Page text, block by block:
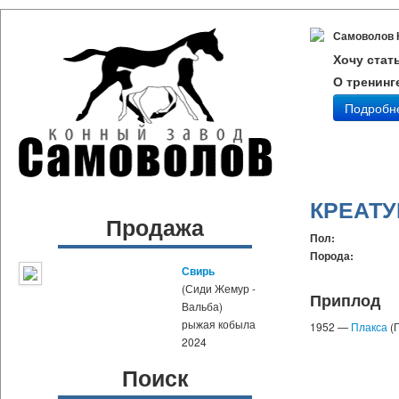
Самоволов
Хочу
О
Продажа
Свирь
(Сиди Жемур -
Вальба)
рыжая кобыла
2024
Поиск
Пол:
Порода:
Приплод
1952 — Плакса